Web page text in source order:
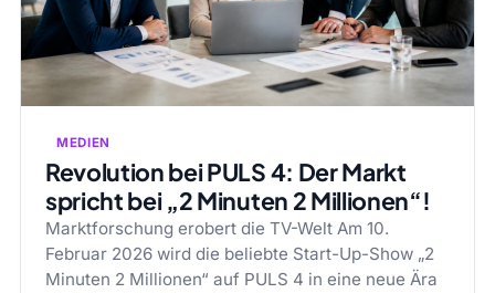
MEDIEN
Revolution bei PULS 4: Der Markt
spricht bei „2 Minuten 2 Millionen“!
Marktforschung erobert die TV-Welt Am 10.
Februar 2026 wird die beliebte Start-Up-Show „2
Minuten 2 Millionen“ auf PULS 4 in eine neue Ära